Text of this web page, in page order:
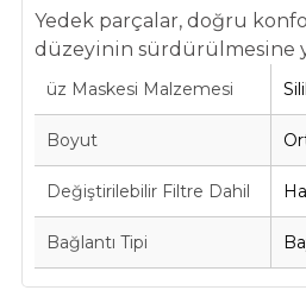
Yedek parçalar, doğru
düzeyinin sürdürülmesine
üz Maskesi Malzemesi
Boyut
Değiştirilebilir Filtre Dahil
Bağlantı Tipi